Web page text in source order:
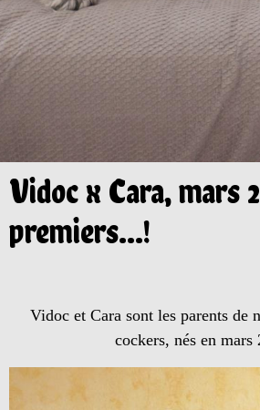
Vidoc x Cara, mars
premiers...!
Vidoc et Cara sont les parents de
cockers, nés en mars